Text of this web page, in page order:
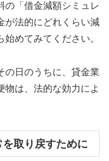
の「借金減額シミュレ
が法的にどれくらい減
めてみてください。
の日のうちに、貸金業
物は、法的な効力によ
取り戻すために